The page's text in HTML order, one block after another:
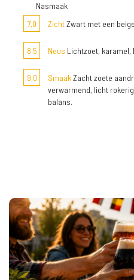
Nasmaak
7,0
ZichtZwart met een
8,5 Neus Lichtzoet, karamel,
9,0 SmaakZacht zoete
verwarmend, licht
balans.